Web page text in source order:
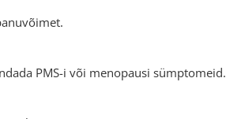
PMS-i või menopausi sümptomeid.